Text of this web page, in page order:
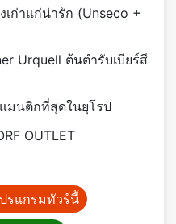
เก่าแก่น่ารัก (Unseco +
Urquell ต้นตำรับเบียร์สี
แมนติกที่สุดในยุโรป
OUTLET
รแกรมทัวร์นี้